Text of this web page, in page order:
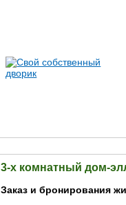
3-х комнатный дом-
Заказ и бронирования